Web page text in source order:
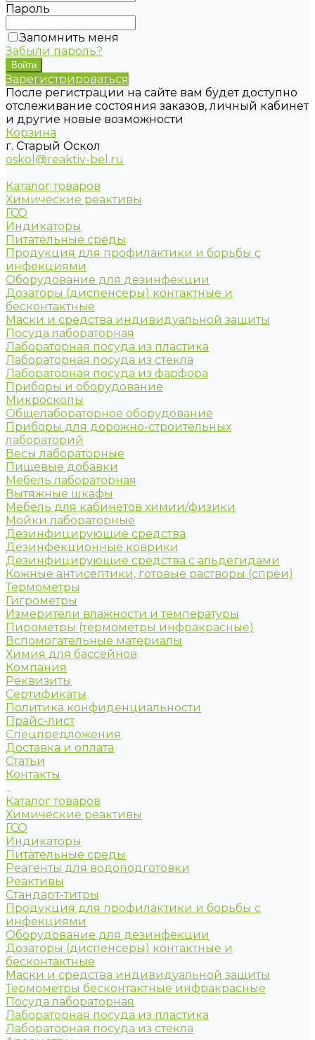
Пароль
Запомнить меня
Забыли пароль?
Зарегистрироваться
После регистрации на сайте вам будет доступно
отслеживание состояния заказов, личный кабинет
и другие новые возможности
Корзина
г. Старый Оскол
oskol@reaktiv-bel.ru
Каталог товаров
Химические реактивы
ГСО
Индикаторы
Питательные среды
Продукция для профилактики и борьбы с
инфекциями
Оборудование для дезинфекции
Дозаторы (диспенсеры) контактные и
бесконтактные
Маски и средства индивидуальной защиты
Посуда лабораторная
Лабораторная посуда из пластика
Лабораторная посуда из стекла
Лабораторная посуда из фарфора
Приборы и оборудование
Микроскопы
Общелабораторное оборудование
Приборы для дорожно-строительных
лабораторий
Весы лабораторные
Пищевые добавки
Мебель лабораторная
Вытяжные шкафы
Мебель для кабинетов химии/физики
Мойки лабораторные
Дезинфицирующие средства
Дезинфекционные коврики
Дезинфицирующие средства с альдегидами
Кожные антисептики, готовые растворы (спреи)
Термометры
Гигрометры
Измерители влажности и температуры
Пирометры (термометры инфракрасные)
Вспомогательные материалы
Химия для бассейнов
Компания
Реквизиты
Сертификаты
Политика конфиденциальности
Прайс-лист
Спецпредложения
Доставка и оплата
Статьи
Контакты
...
Каталог товаров
Химические реактивы
ГСО
Индикаторы
Питательные среды
Реагенты для водоподготовки
Реактивы
Стандарт-титры
Продукция для профилактики и борьбы с
инфекциями
Оборудование для дезинфекции
Дозаторы (диспенсеры) контактные и
бесконтактные
Маски и средства индивидуальной защиты
Термометры бесконтактные инфракрасные
Посуда лабораторная
Лабораторная посуда из пластика
Лабораторная посуда из стекла